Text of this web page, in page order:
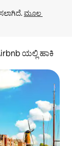
ಮೂಲ
ಯಲ್ಲಿ ಹಾಕಿ